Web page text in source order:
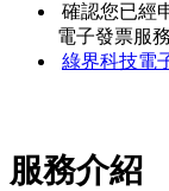
確認您已經
電子發票服務
綠界科技電
服務介紹